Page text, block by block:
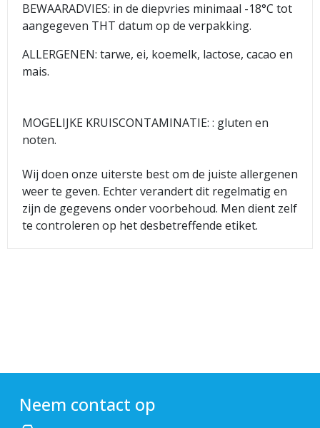
BEWAARADVIES: in de diepvries minimaal -18°C tot
aangegeven THT datum op de verpakking.
ALLERGENEN: tarwe, ei, koemelk, lactose, cacao en
mais.
MOGELIJKE KRUISCONTAMINATIE: : gluten en
noten.
Wij doen onze uiterste best om de juiste allergenen
weer te geven. Echter verandert dit regelmatig en
zijn de gegevens onder voorbehoud. Men dient zelf
te controleren op het desbetreffende etiket.
Neem contact op